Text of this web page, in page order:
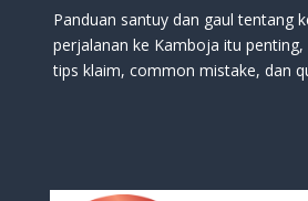
Panduan santuy dan gaul tentang
perjalanan ke Kamboja itu penting,
tips klaim, common mistake, dan